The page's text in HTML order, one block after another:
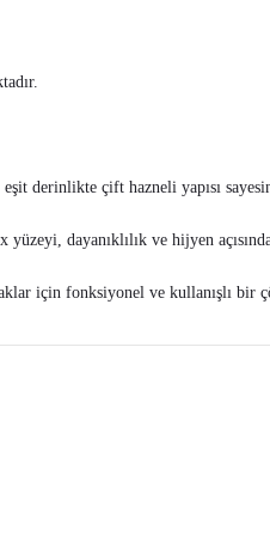
derinlikte çift hazneli yapısı
dayanıklılık ve hijyen
için fonksiyonel ve kullanışlı bir